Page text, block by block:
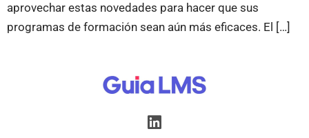
aprovechar estas novedades para hacer que sus
programas de formación sean aún más eficaces. El […]